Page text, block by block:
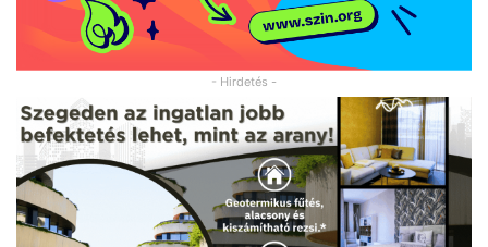
- Hirdetés -